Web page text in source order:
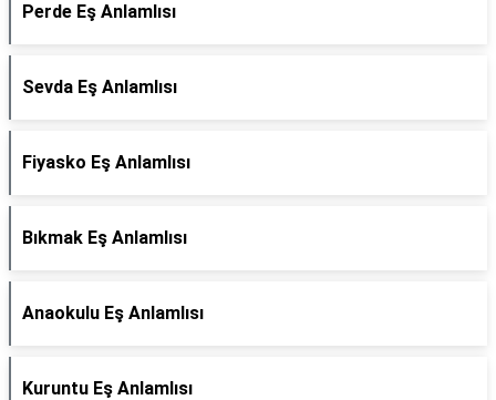
Perde Eş Anlamlısı
Sevda Eş Anlamlısı
Fiyasko Eş Anlamlısı
Bıkmak Eş Anlamlısı
Anaokulu Eş Anlamlısı
Kuruntu Eş Anlamlısı